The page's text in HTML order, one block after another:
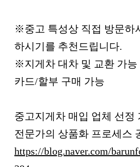
※중고 특성상 직접 방문하
하시기를 추천드립니다.
※지게차 대차 및 교환 가능
카드/할부 구매 가능
중고지게차 매입 업체 선정
전문가의 상품화 프로세스
https://blog.naver.com/